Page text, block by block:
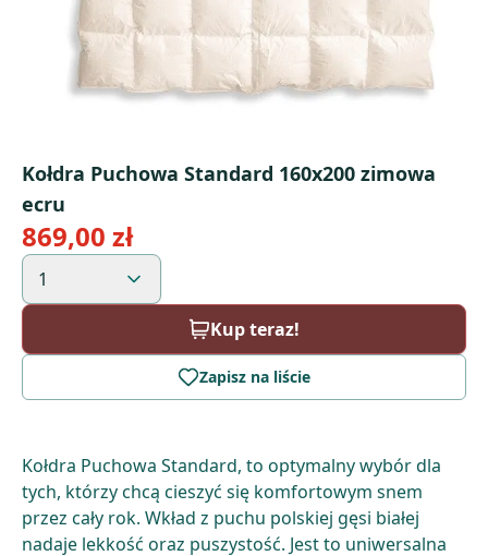
Kołdra Puchowa Standard 160x200 zimowa
ecru
869,00 zł
1
Kup teraz!
Zapisz na liście
Kołdra Puchowa Standard, to optymalny wybór dla
tych, którzy chcą cieszyć się komfortowym snem
przez cały rok. Wkład z puchu polskiej gęsi białej
nadaje lekkość oraz puszystość. Jest to uniwersalna